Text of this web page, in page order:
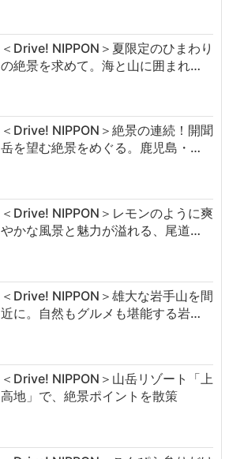
＜Drive! NIPPON＞夏限定のひまわり
の絶景を求めて。海と山に囲まれ…
＜Drive! NIPPON＞絶景の連続！開聞
岳を望む絶景をめぐる。鹿児島・…
＜Drive! NIPPON＞レモンのように爽
やかな風景と魅力が溢れる、尾道…
＜Drive! NIPPON＞雄大な岩手山を間
近に。自然もグルメも堪能する岩…
＜Drive! NIPPON＞山岳リゾート「上
高地」で、絶景ポイントを散策